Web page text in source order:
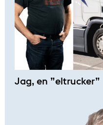
Jag, en ”eltrucker”